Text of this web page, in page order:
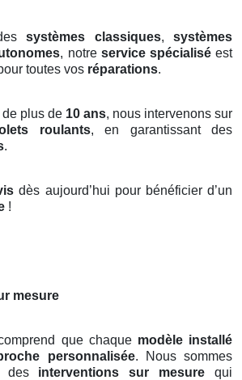
systèmes classiques,systèmes
, notre service spécialiséest
toutes vos réparations.
plus de 10 ans, nous intervenons sur
roulants, en garantissant des
.
dès aujourd’hui pour bénéficier d’un
!
mesure
que chaque modèle installé
personnalisée. Nous sommes
des interventions sur mesure qui